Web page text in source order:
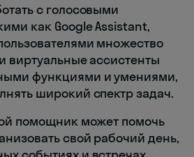
с голосовыми
как Google Assistant,
множество
виртуальные ассистенты
функциями и умениями,
широкий спектр задач.
помощник может помочь
свой рабочий день,